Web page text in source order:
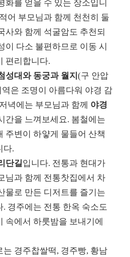
화를 얻을 수 있는 장소입니
어 부모님과 함께 천천히 둘
사와 함께 석굴암도 추천되
이 다소 불편하므로 이동 시
편리합니다.
성대와 동궁과 월지 (구 안압
은 조명이 아름다워 야경 감
녁에는 부모님과 함께 야경
간을 느껴보세요. 봄철에는
주변이 하얗게 물들어 산책
다.
단길입니다. 전통과 현대가
님과 함께 전통찻집에서 차
물로 만든 디저트를 즐기는
경주에는 전통 한옥 숙소도
속에서 하룻밤을 보내기에
는 경주찹쌀떡, 경주빵, 황남